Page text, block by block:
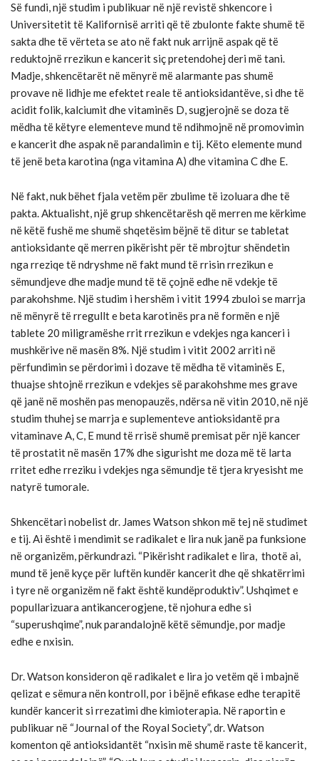
Së fundi, një studim i publikuar në një revistë shkencore i
Universitetit të Kalifornisë arriti që të zbulonte fakte shumë të
sakta dhe të vërteta se ato në fakt nuk arrijnë aspak që të
reduktojnë rrezikun e kancerit siç pretendohej deri më tani.
Madje, shkencëtarët në mënyrë më alarmante pas shumë
provave në lidhje me efektet reale të antioksidantëve, si dhe të
acidit folik, kalciumit dhe vitaminës D, sugjerojnë se doza të
mëdha të këtyre elementeve mund të ndihmojnë në promovimin
e kancerit dhe aspak në parandalimin e tij. Këto elemente mund
të jenë beta karotina (nga vitamina A) dhe vitamina C dhe E.
Në fakt, nuk bëhet fjala vetëm për zbulime të izoluara dhe të
pakta. Aktualisht, një grup shkencëtarësh që merren me kërkime
në këtë fushë me shumë shqetësim bëjnë të ditur se tabletat
antioksidante që merren pikërisht për të mbrojtur shëndetin
nga rreziqe të ndryshme në fakt mund të rrisin rrezikun e
sëmundjeve dhe madje mund të të çojnë edhe në vdekje të
parakohshme. Një studim i hershëm i vitit 1994 zbuloi se marrja
në mënyrë të rregullt e beta karotinës pra në formën e një
tablete 20 miligramëshe rrit rrezikun e vdekjes nga kanceri i
mushkërive në masën 8%. Një studim i vitit 2002 arriti në
përfundimin se përdorimi i dozave të mëdha të vitaminës E,
thuajse shtojnë rrezikun e vdekjes së parakohshme mes grave
që janë në moshën pas menopauzës, ndërsa në vitin 2010, në një
studim thuhej se marrja e suplementeve antioksidantë pra
vitaminave A, C, E mund të rrisë shumë premisat për një kancer
të prostatit në masën 17% dhe sigurisht me doza më të larta
rritet edhe rreziku i vdekjes nga sëmundje të tjera kryesisht me
natyrë tumorale.
Shkencëtari nobelist dr. James Watson shkon më tej në studimet
e tij. Ai është i mendimit se radikalet e lira nuk janë pa funksione
në organizëm, përkundrazi. “Pikërisht radikalet e lira, thotë ai,
mund të jenë kyçe për luftën kundër kancerit dhe që shkatërrimi
i tyre në organizëm në fakt është kundëproduktiv”. Ushqimet e
popullarizuara antikancerogjene, të njohura edhe si
“superushqime”, nuk parandalojnë këtë sëmundje, por madje
edhe e nxisin.
Dr. Watson konsideron që radikalet e lira jo vetëm që i mbajnë
qelizat e sëmura nën kontroll, por i bëjnë efikase edhe terapitë
kundër kancerit si rrezatimi dhe kimioterapia. Në raportin e
publikuar në “Journal of the Royal Society”, dr. Watson
komenton që antioksidantët “nxisin më shumë raste të kancerit,